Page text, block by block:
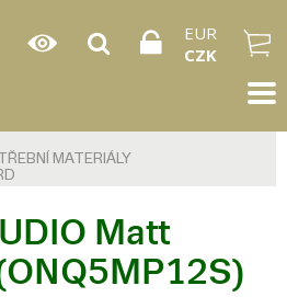
EUR
CZK
MATERIÁLY
Matt